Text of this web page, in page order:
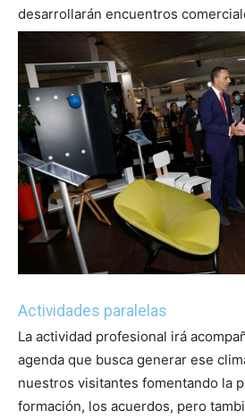
desarrollarán encuentros
Actividades paralelas
La actividad profesional irá
agenda que busca generar ese
nuestros visitantes fomentando la
formación, los acuerdos, pero